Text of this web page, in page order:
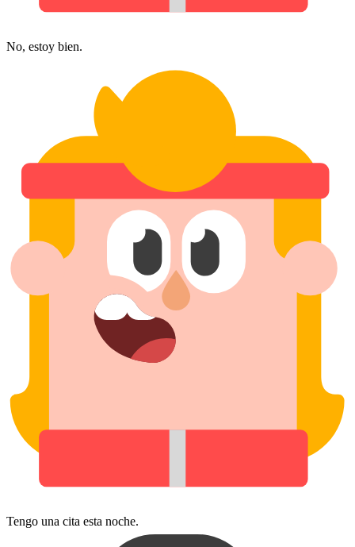
No, estoy bien.
Tengo una cita esta noche.